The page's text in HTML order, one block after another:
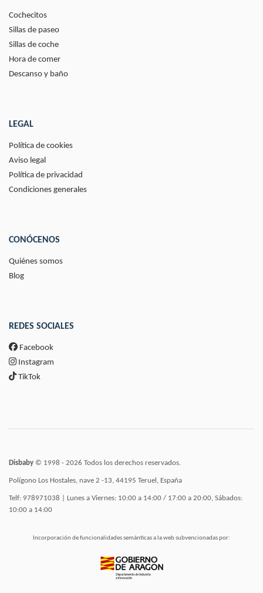
Cochecitos
Sillas de paseo
Sillas de coche
Hora de comer
Descanso y baño
LEGAL
Política de cookies
Aviso legal
Política de privacidad
Condiciones generales
CONÓCENOS
Quiénes somos
Blog
REDES SOCIALES
Facebook
Instagram
TikTok
Disbaby © 1998 - 2026 Todos los derechos reservados.
Polígono Los Hostales, nave 2 -13, 44195 Teruel, España
Telf: 978971038 | Lunes a Viernes: 10:00 a 14:00 / 17:00 a 20:00, Sábados:
10:00 a 14:00
Incorporación de funcionalidades semánticas a la web subvencionadas por: